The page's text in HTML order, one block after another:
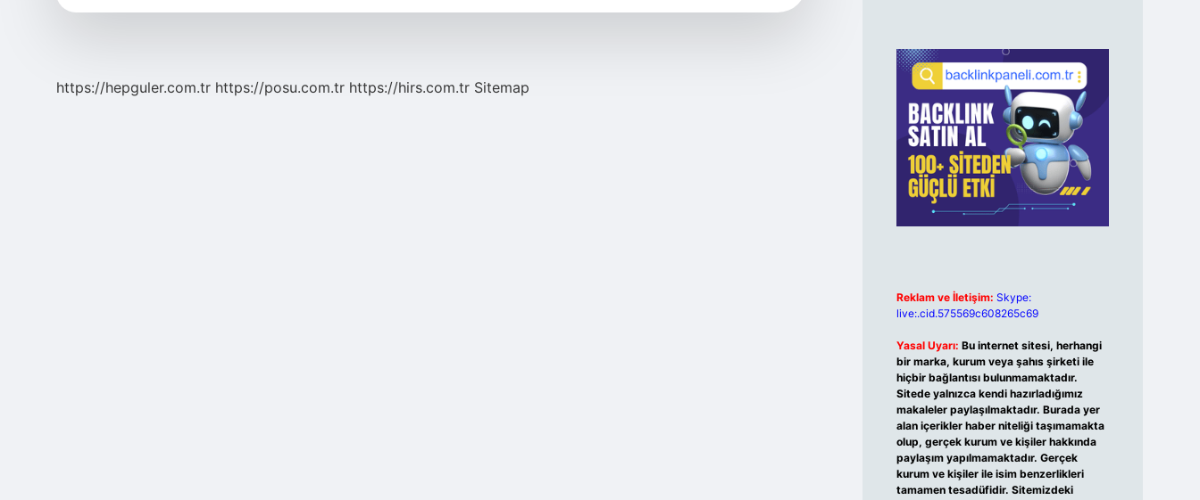
https://hepguler.com.tr https://posu.com.tr https://hirs.com.tr Sitemap
Reklam ve İletişim: Skype:
live:.cid.575569c608265c69
Yasal Uyarı: Bu internet sitesi, herhangi
bir marka, kurum veya şahıs şirketi ile
hiçbir bağlantısı bulunmamaktadır.
Sitede yalnızca kendi hazırladığımız
makaleler paylaşılmaktadır. Burada yer
alan içerikler haber niteliği taşımamakta
olup, gerçek kurum ve kişiler hakkında
paylaşım yapılmamaktadır. Gerçek
kurum ve kişiler ile isim benzerlikleri
tamamen tesadüfidir. Sitemizdeki